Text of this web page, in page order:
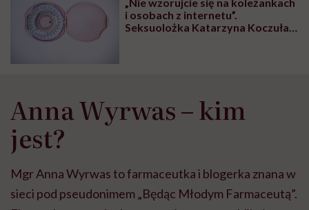
i osobach z internetu”.
Seksuolożka Katarzyna Koczułap
Anna Wyrwas – kim
jest?
Mgr Anna Wyrwas to farmaceutka i blogerka znana w
sieci pod pseudonimem „Będąc Młodym Farmaceutą”.